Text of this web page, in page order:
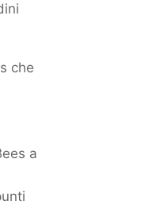
che
a